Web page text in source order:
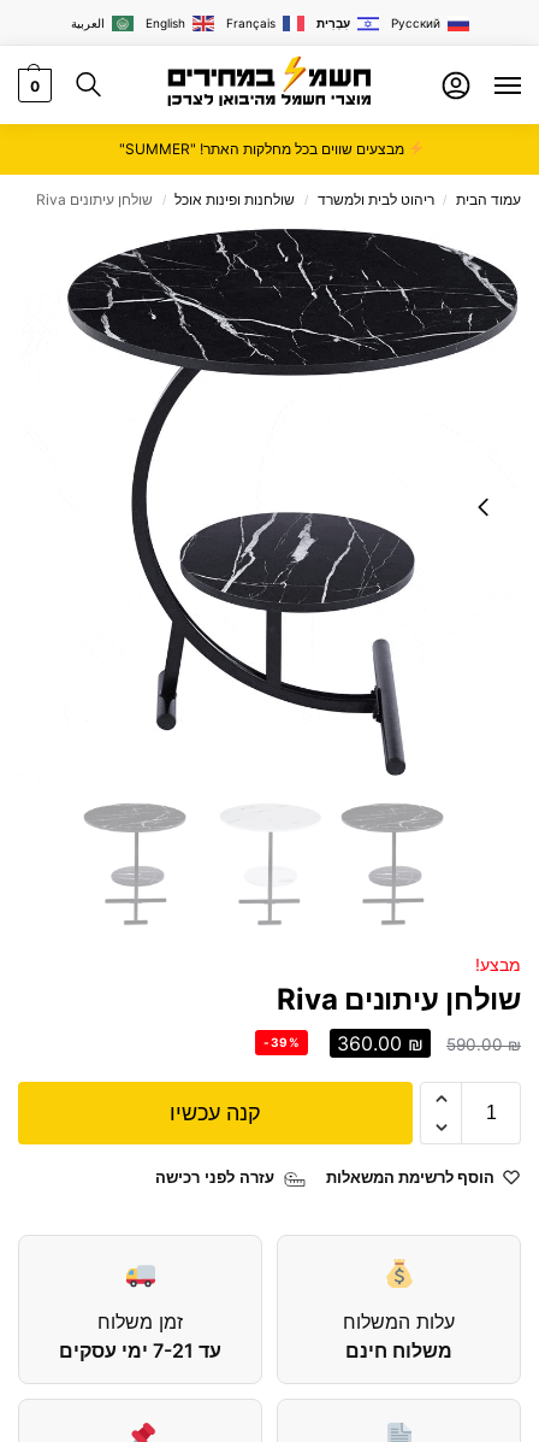
العربية English Français עִבְרִית Русский
0
מבצעים שווים בכל מחלקות האתר! "SUMMER"
עמוד הבית / ריהוט לבית ולמשרד / שולחנות ופינות אוכל / שולחן עיתונים Riva
מבצע!
שולחן עיתונים Riva
590.00₪
360.00 ₪
-39%
קנה עכשיו
הוסף לרשימת המשאלות עזרה לפני רכישה
עלות המשלוח
משלוח חינם
זמן משלוח
עד 7-21 ימי עסקים